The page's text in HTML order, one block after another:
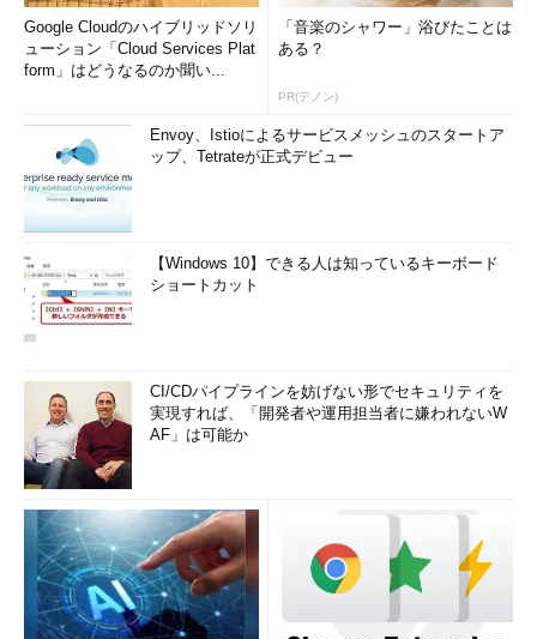
Google Cloudのハイブリッドソリ
ューション「Cloud Services Plat
form」はどうなるのか聞い...
「音楽のシャワー」浴びたことは
ある？
PR(デノン)
Envoy、Istioによるサービスメッシュのスタートア
ップ、Tetrateが正式デビュー
【Windows 10】できる人は知っているキーボード
ショートカット
CI/CDパイプラインを妨げない形でセキュリティを
実現すれば、「開発者や運用担当者に嫌われないW
AF」は可能か